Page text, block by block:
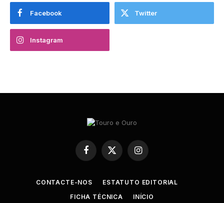
Facebook Twitter
Instagram
Facebook
X
(Twitter)
Instagram
CONTACTE-NOS
ESTATUTO EDITORIAL
FICHA TÉCNICA
INÍCIO